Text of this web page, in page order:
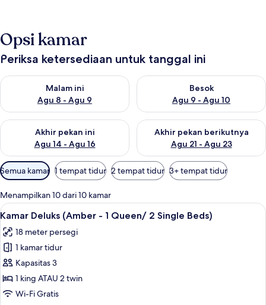
Opsi kamar
Periksa ketersediaan untuk tanggal ini
Malam ini
Agu 8 - Agu 9
Periksa ketersediaan untuk malam ini Agu 8 - Agu 9
Besok
Agu 9 - Agu 10
Periksa ketersediaan untuk
Akhir pekan ini
Agu 14 - Agu 16
Periksa ketersediaan untuk akhir pekan ini Agu 14 - Agu 16
Akhir pekan berikutnya
Agu 21 - Agu 23
Periksa ketersediaan untuk
Filter
tersedia
untuk
kamar
Semua kamar 1 tempat tidur 2 tempat tidur 3+ tempat tidur
Menampilkan 10 dari 10 kamar
Lihat
semua
foto
untuk
Kamar
Deluks
(Amber
Kamar Deluks (Amber - 1 Queen/ 2
4
Kamar Deluks (Amber - 1 Queen/ 2 Single Beds)
18 meter persegi
1 kamar tidur
Kapasitas 3
1 king ATAU 2 twin
Wi-Fi Gratis